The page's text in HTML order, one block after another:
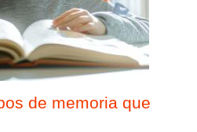
de memoria que